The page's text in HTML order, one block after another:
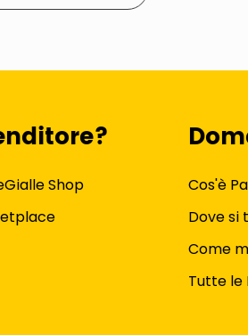
Shop
Cos'è
Dove si
Come
Tutte le